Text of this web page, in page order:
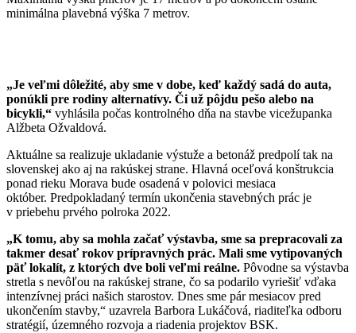
minimálna plavebná výška 7 metrov.
„Je veľmi dôležité, aby sme v dobe, keď každý sadá do auta,
ponúkli pre rodiny alternatívy. Či už pôjdu pešo alebo na
bicykli,“ vyhlásila počas kontrolného dňa na stavbe vicežupanka
Alžbeta Ožvaldová.
Aktuálne sa realizuje ukladanie výstuže a betonáž predpolí tak na
slovenskej ako aj na rakúskej strane. Hlavná oceľová konštrukcia
ponad rieku Morava bude osadená v polovici mesiaca
október. Predpokladaný termín ukončenia stavebných prác je
v priebehu prvého polroka 2022.
„K tomu, aby sa mohla začať výstavba, sme sa prepracovali za
takmer desať rokov prípravných prác. Mali sme vytipovaných
päť lokalít, z ktorých dve boli veľmi reálne. Pôvodne sa výstavba
stretla s nevôľou na rakúskej strane, čo sa podarilo vyriešiť vďaka
intenzívnej práci našich starostov. Dnes sme pár mesiacov pred
ukončením stavby,“ uzavrela Barbora Lukáčová, riaditeľka odboru
stratégií, územného rozvoja a riadenia projektov BSK.